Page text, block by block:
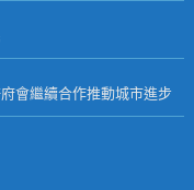
會繼續合作推動城市進步